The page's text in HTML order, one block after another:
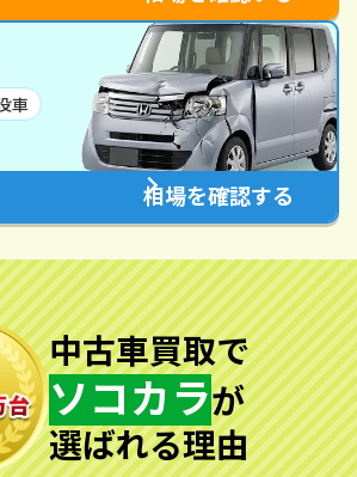
車
相場を確認する
中古車買取で
ソコカラが
選ばれる理由